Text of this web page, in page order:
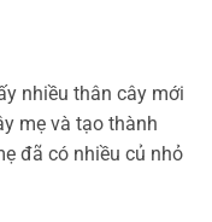
nhiều thân cây mới
mẹ và tạo thành
đã có nhiều củ nhỏ